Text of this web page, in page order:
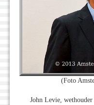
(Foto
John Levie,